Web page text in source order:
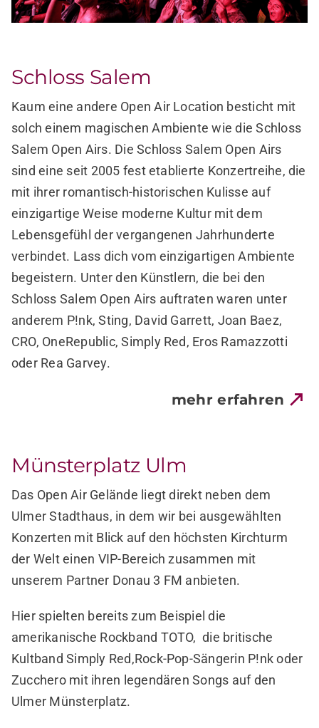
Schloss Salem
Kaum eine andere Open Air Location besticht mit
solch einem magischen Ambiente wie die Schloss
Salem Open Airs. Die Schloss Salem Open Airs
sind eine seit 2005 fest etablierte Konzertreihe, die
mit ihrer romantisch-historischen Kulisse auf
einzigartige Weise moderne Kultur mit dem
Lebensgefühl der vergangenen Jahrhunderte
verbindet. Lass dich vom einzigartigen Ambiente
begeistern. Unter den Künstlern, die bei den
Schloss Salem Open Airs auftraten waren unter
anderem P!nk, Sting, David Garrett, Joan Baez,
CRO, OneRepublic, Simply Red, Eros Ramazzotti
oder Rea Garvey.
mehr erfahren
Münsterplatz Ulm
Das Open Air Gelände liegt direkt neben dem
Ulmer Stadthaus, in dem wir bei ausgewählten
Konzerten mit Blick auf den höchsten Kirchturm
der Welt einen VIP-Bereich zusammen mit
unserem Partner Donau 3 FM anbieten.
Hier spielten bereits zum Beispiel die
amerikanische Rockband TOTO, die britische
Kultband Simply Red,Rock-Pop-Sängerin P!nk oder
Zucchero mit ihren legendären Songs auf den
Ulmer Münsterplatz.